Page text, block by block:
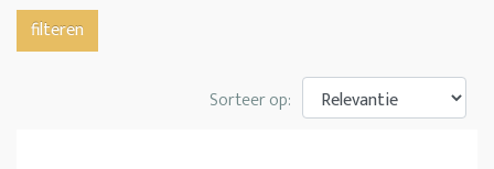
filteren
Sorteer op: